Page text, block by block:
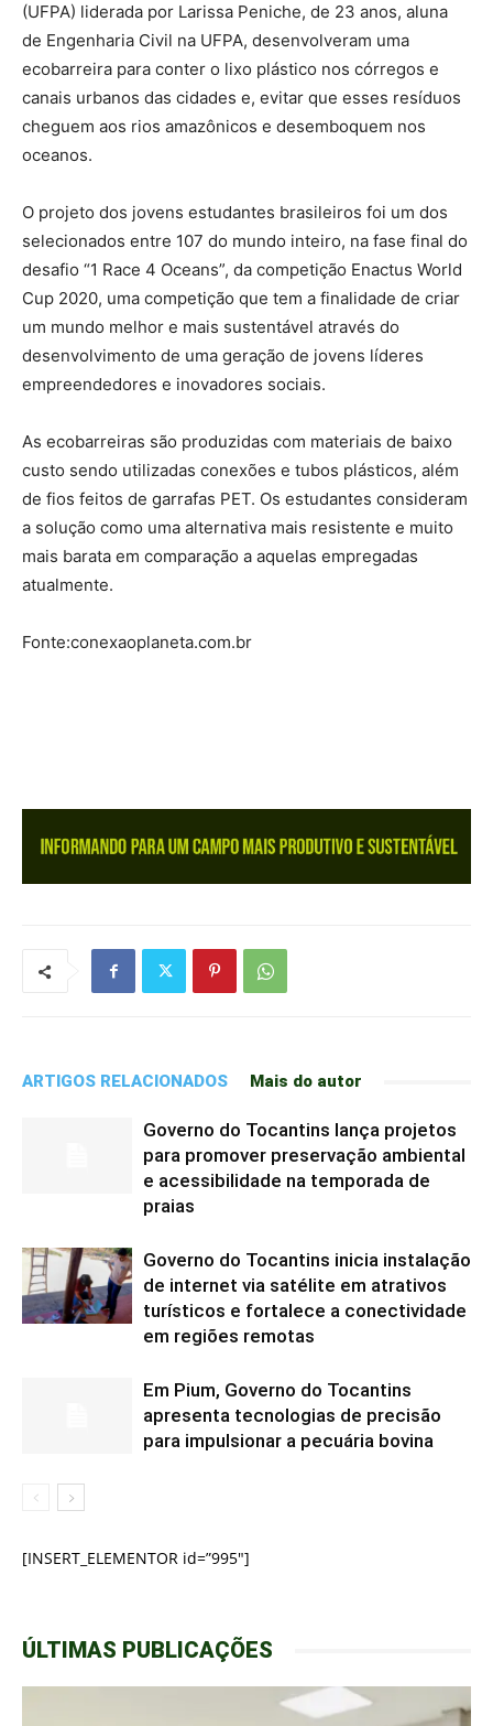
(UFPA) liderada por Larissa Peniche, de 23 anos, aluna
de Engenharia Civil na UFPA, desenvolveram uma
ecobarreira para conter o lixo plástico nos córregos e
canais urbanos das cidades e, evitar que esses resíduos
cheguem aos rios amazônicos e desemboquem nos
oceanos.
O projeto dos jovens estudantes brasileiros foi um dos
selecionados entre 107 do mundo inteiro, na fase final do
desafio “1 Race 4 Oceans”, da competição Enactus World
Cup 2020, uma competição que tem a finalidade de criar
um mundo melhor e mais sustentável através do
desenvolvimento de uma geração de jovens líderes
empreendedores e inovadores sociais.
As ecobarreiras são produzidas com materiais de baixo
custo sendo utilizadas conexões e tubos plásticos, além
de fios feitos de garrafas PET. Os estudantes consideram
a solução como uma alternativa mais resistente e muito
mais barata em comparação a aquelas empregadas
atualmente.
Fonte:conexaoplaneta.com.br
ARTIGOS RELACIONADOS Mais do autor
Governo do Tocantins lança projetos
para promover preservação ambiental
e acessibilidade na temporada de
praias
Governo do Tocantins inicia instalação
de internet via satélite em atrativos
turísticos e fortalece a conectividade
em regiões remotas
Em Pium, Governo do Tocantins
apresenta tecnologias de precisão
para impulsionar a pecuária bovina
[INSERT_ELEMENTOR id=”995″]
ÚLTIMAS PUBLICAÇÕES